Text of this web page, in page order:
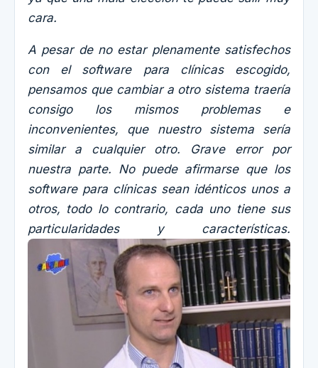
cara.
A pesar de no estar plenamente satisfechos
con el software para clínicas escogido,
pensamos que cambiar a otro sistema traería
consigo los mismos problemas e
inconvenientes, que nuestro sistema sería
similar a cualquier otro. Grave error por
nuestra parte. No puede afirmarse que los
software para clínicas sean idénticos unos a
otros, todo lo contrario, cada uno tiene sus
particularidades y características.